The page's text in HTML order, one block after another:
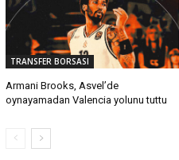
TRANSFER BORSASI
Armani Brooks, Asvel’de
oynayamadan Valencia yolunu tuttu